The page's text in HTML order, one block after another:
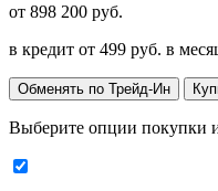
от 898 200 руб.
в кредит от 499 руб. в
Обменять по Трейд-Ин
Выберите опции покупки